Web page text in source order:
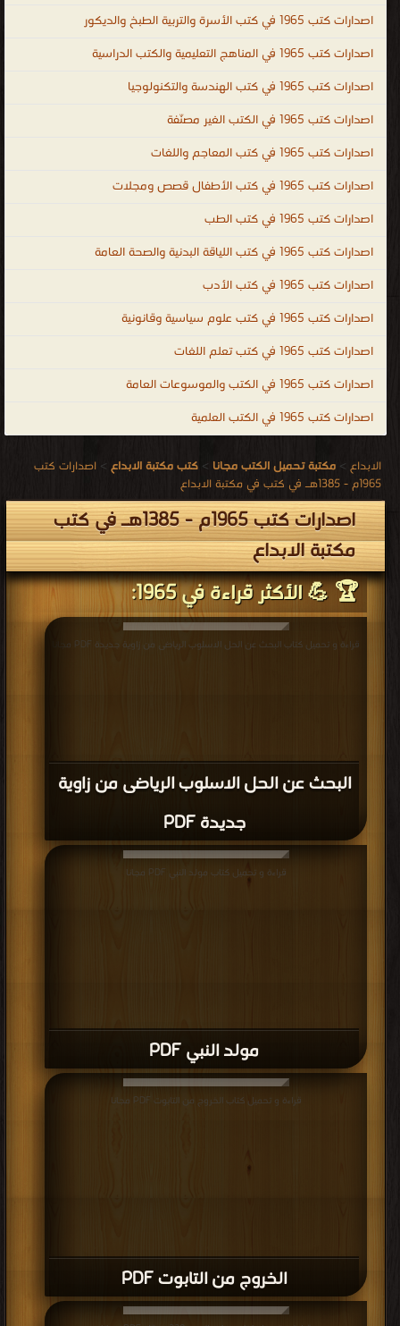
اصدارات كتب 1965 في كتب الأسرة والتربية الطبخ والديكور
اصدارات كتب 1965 في المناهج التعليمية والكتب الدراسية
اصدارات كتب 1965 في كتب الهندسة والتكنولوجيا
اصدارات كتب 1965 في الكتب الغير مصنّفة
اصدارات كتب 1965 في كتب المعاجم واللغات
اصدارات كتب 1965 في كتب الأطفال قصص ومجلات
اصدارات كتب 1965 في كتب الطب
اصدارات كتب 1965 في كتب اللياقة البدنية والصحة العامة
اصدارات كتب 1965 في كتب الأدب
اصدارات كتب 1965 في كتب علوم سياسية وقانونية
اصدارات كتب 1965 في كتب تعلم اللغات
اصدارات كتب 1965 في الكتب والموسوعات العامة
اصدارات كتب 1965 في الكتب العلمية
الابداع > مكتبة تحميل الكتب مجانا > كتب مكتبة الابداع > اصدارات كتب
1965م - 1385هـ في كتب في مكتبة الابداع
اصدارات كتب 1965م - 1385هـ في كتب
مكتبة الابداع
🏆 💪 الأكثر قراءة في 1965:
البحث عن الحل الاسلوب الرياضى من زاوية
جديدة PDF
قراءة و تحميل كتاب البحث عن الحل الاسلوب الرياضى من زاوية جديدة PDF مجانا
مولد النبي PDF
قراءة و تحميل كتاب مولد النبي PDF مجانا
الخروج من التابوت PDF
قراءة و تحميل كتاب الخروج من التابوت PDF مجانا